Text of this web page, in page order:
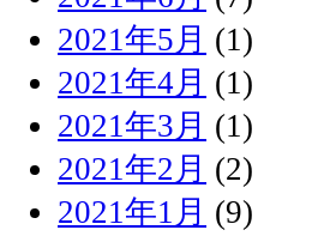
2021年5月 (1)
2021年4月 (1)
2021年3月 (1)
2021年2月 (2)
2021年1月 (9)